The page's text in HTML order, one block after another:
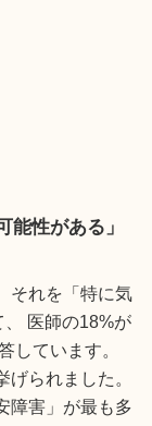
能性がある」
それを「特に気
医師の18%が
しています。
られました。
障害」が最も多